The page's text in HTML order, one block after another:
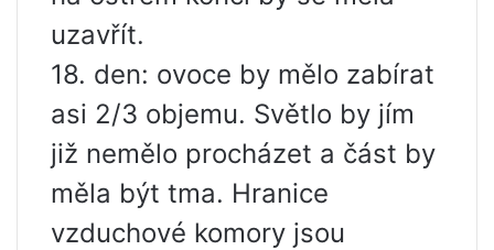
uzavřít.
18. den: ovoce by mělo zabírat
asi 2/3 objemu. Světlo by jím
již nemělo procházet a část by
měla být tma. Hranice
vzduchové komory jsou